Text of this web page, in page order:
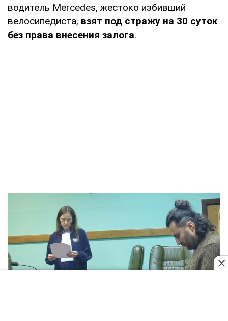
водитель Mercedes, жестоко избивший
велосипедиста, взят под стражу на 30 суток
без права внесения залога.